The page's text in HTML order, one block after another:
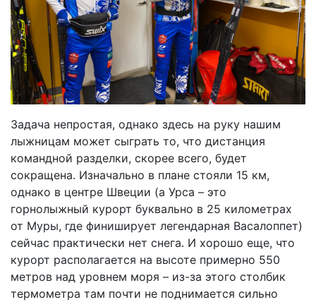
Задача непростая, однако здесь на руку нашим
лыжницам может сыграть то, что дистанция
командной разделки, скорее всего, будет
сокращена. Изначально в плане стояли 15 км,
однако в центре Швеции (а Урса – это
горнолыжный курорт буквально в 25 километрах
от Муры, где финиширует легендарная Васалоппет)
сейчас практически нет снега. И хорошо еще, что
курорт располагается на высоте примерно 550
метров над уровнем моря – из-за этого столбик
термометра там почти не поднимается сильно